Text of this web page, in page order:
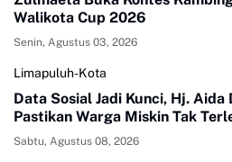
Walikota Cup 2026
Senin, Agustus 03, 2026
Limapuluh-Kota
Data Sosial Jadi Kunci, Hj.
Pastikan Warga Miskin Tak
Sabtu, Agustus 08, 2026